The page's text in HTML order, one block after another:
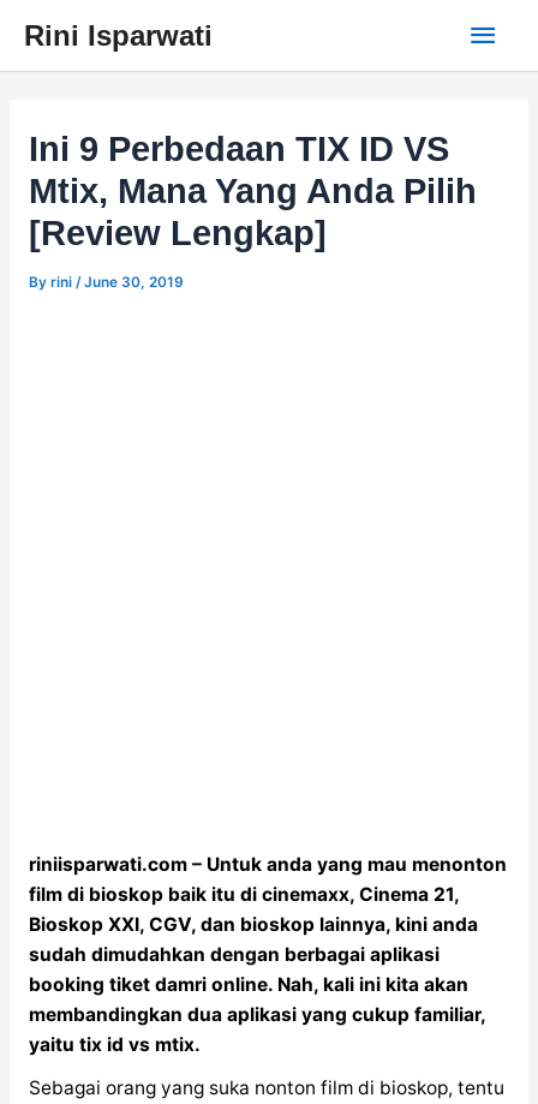
content
Rini Isparwati
Main
Ini 9 Perbedaan TIX ID VS
Mtix, Mana Yang Anda Pilih
[Review Lengkap]
By rini /June 30, 2019
riniisparwati.com – Untuk anda yang mau menonton
film di bioskop baik itu di cinemaxx, Cinema 21,
Bioskop XXI, CGV, dan bioskop lainnya, kini anda
sudah dimudahkan dengan berbagai aplikasi
booking tiket damri online. Nah, kali ini kita akan
membandingkan dua aplikasi yang cukup familiar,
yaitu tix id vs mtix.
Sebagai orang yang suka nonton film di bioskop, tentu